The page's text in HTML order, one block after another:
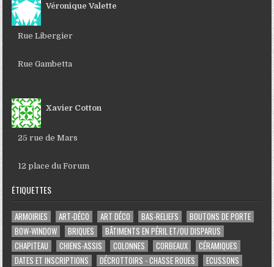
Véronique Valette
Rue Libergier
Rue Gambetta
Xavier Cotton
25 rue de Mars
12 place du Forum
ÉTIQUETTES
ARMOIRIES ART-DÉCO ART DÉCO BAS-RELIEFS
BOUTONS DE PORTE
BOW-WINDOW
BRIQUES
BÂTIMENTS EN PÉRIL ET/OU DISPARUS
CHAPITEAU
CHIENS-ASSIS COLONNES CORBEAUX
CÉRAMIQUES
DATES ET INSCRIPTIONS
DÉCROTTOIRS - CHASSE ROUES
ECUSSONS